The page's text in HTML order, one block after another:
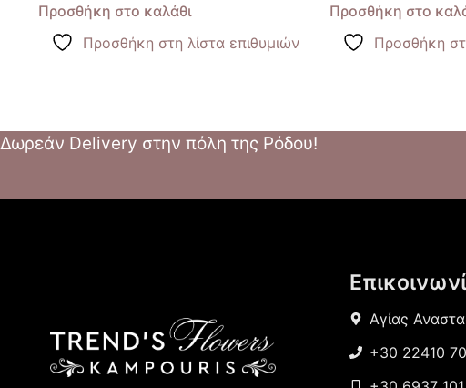
Προσθήκη στο καλάθι
Προσθήκη στη λίστα επιθυμιών
Προσθήκη στο
Προσθήκη
Δωρεάν Delivery στην πόλη της Ρόδου!
Αγίας
+30 22410